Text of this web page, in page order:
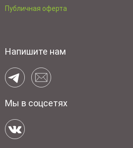
Публичная оферта
Напишите нам
Мы в соцсетях